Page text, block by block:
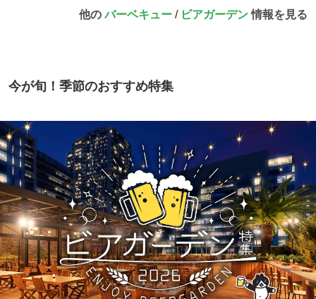
他のバーベキュー/ ビアガーデン情報を見る
今が旬！季節のおすすめ特集